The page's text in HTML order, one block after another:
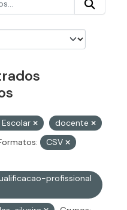
docente
CSV
profissional